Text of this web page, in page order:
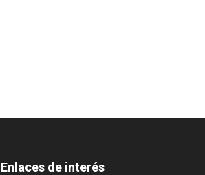
Enlaces de interés